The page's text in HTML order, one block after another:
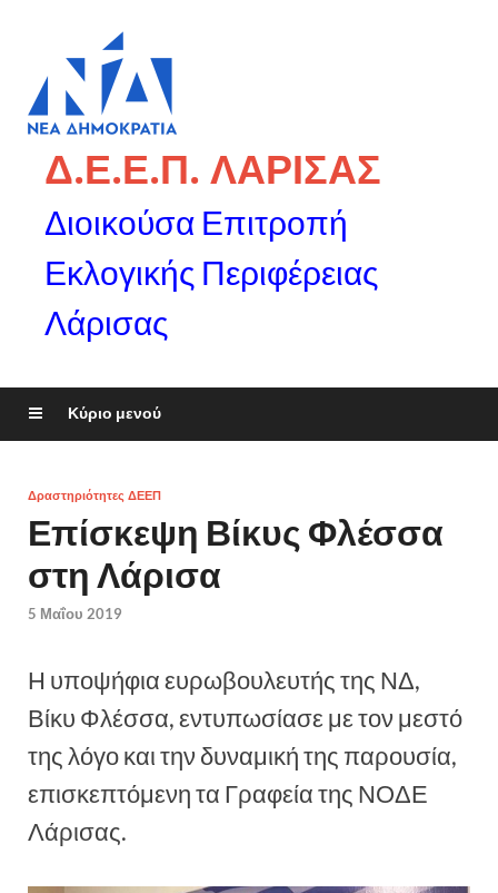
Δ.Ε.Ε.Π. ΛΑΡΙΣΑΣ
Διοικούσα Επιτροπή
Εκλογικής Περιφέρειας
Λάρισας
Κύριο μενού
Δραστηριότητες ΔΕΕΠ
Επίσκεψη Βίκυς Φλέσσα
στη Λάρισα
5 Μαΐου 2019
Η υποψήφια ευρωβουλευτής της ΝΔ,
Βίκυ Φλέσσα, εντυπωσίασε με τον μεστό
της λόγο και την δυναμική της παρουσία,
επισκεπτόμενη τα Γραφεία της ΝΟΔΕ
Λάρισας.